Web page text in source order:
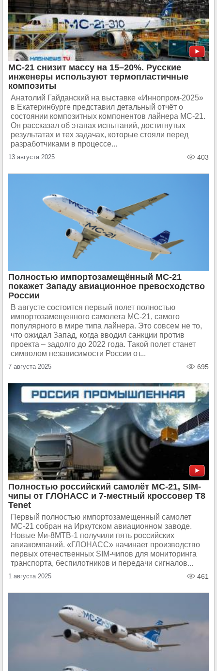
МС-21 снизит массу на 15–20%. Русские
инженеры используют термопластичные
композиты
Анатолий Гайданский на выставке «Иннопром-2025»
в Екатеринбурге представил детальный отчёт о
состоянии композитных компонентов лайнера МС-21.
Он рассказал об этапах испытаний, достигнутых
результатах и тех задачах, которые стояли перед
разработчиками в процессе...
13 августа 2025 403
Полностью импортозамещённый МС-21
покажет Западу авиационное превосходство
России
В августе состоится первый полет полностью
импортозамещенного самолета МС-21, самого
популярного в мире типа лайнера. Это совсем не то,
что ожидал Запад, когда вводил санкции против
проекта – задолго до 2022 года. Такой полет станет
символом независимости России от...
7 августа 2025 695
Полностью российский самолёт МС-21, SIM-
чипы от ГЛОНАСС и 7-местный кроссовер T8
Tenet
Первый полностью импортозамещенный самолет
МС-21 собран на Иркутском авиационном заводе.
Новые Ми-8МТВ-1 получили пять российских
авиакомпаний. «ГЛОНАСС» начинает производство
первых отечественных SIM-чипов для мониторинга
транспорта, беспилотников и передачи сигналов...
1 августа 2025 461